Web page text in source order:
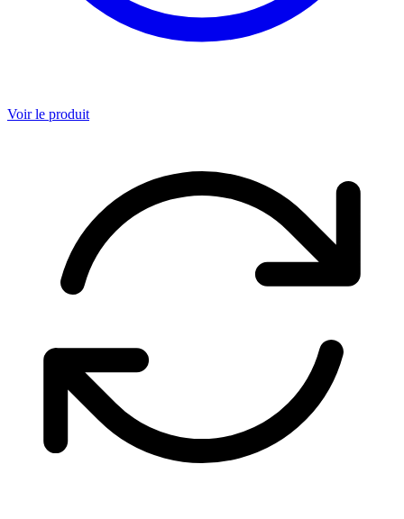
Voir le produit